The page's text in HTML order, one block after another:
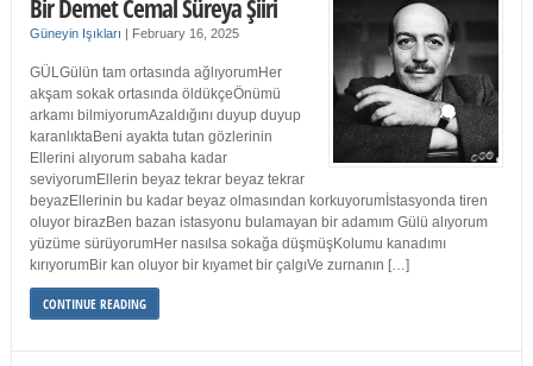
Bir Demet Cemal Süreya Şiiri
Güneyin Işıkları | February 16, 2025
GÜLGülün tam ortasında ağlıyorumHer
akşam sokak ortasında öldükçeÖnümü
arkamı bilmiyorumAzaldığını duyup duyup
karanlıktaBeni ayakta tutan gözlerinin
Ellerini alıyorum sabaha kadar
seviyorumEllerin beyaz tekrar beyaz tekrar
beyazEllerinin bu kadar beyaz olmasından korkuyorumİstasyonda tiren
oluyor birazBen bazan istasyonu bulamayan bir adamım Gülü alıyorum
yüzüme sürüyorumHer nasılsa sokağa düşmüşKolumu kanadımı
kırıyorumBir kan oluyor bir kıyamet bir çalgıVe zurnanın […]
CONTINUE READING